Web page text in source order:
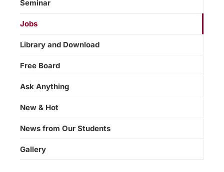
Seminar
Jobs
Library and Download
Free Board
Ask Anything
New & Hot
News from Our Students
Gallery